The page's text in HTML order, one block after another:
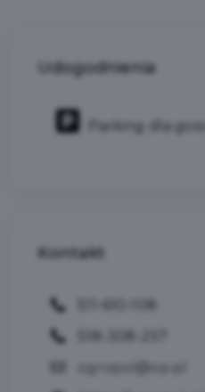
Udogodnienia
Parking dla gości
Kontakt